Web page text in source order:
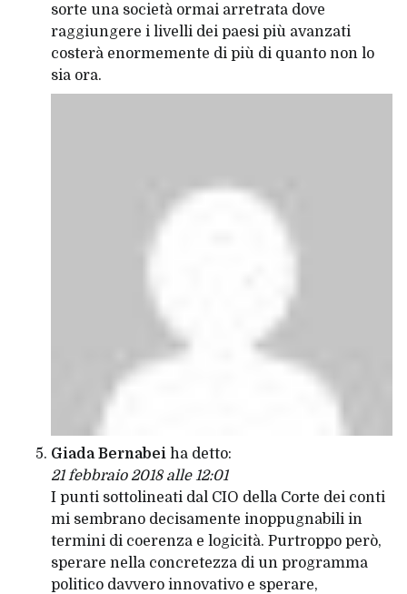
sorte una società ormai arretrata dove
raggiungere i livelli dei paesi più avanzati
costerà enormemente di più di quanto non lo
sia ora.
Giada Bernabei ha detto:
21 febbraio 2018 alle 12:01
I punti sottolineati dal CIO della Corte dei conti
mi sembrano decisamente inoppugnabili in
termini di coerenza e logicità. Purtroppo però,
sperare nella concretezza di un programma
politico davvero innovativo e sperare,